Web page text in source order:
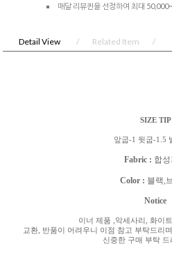
매달 리뷰퀸을 선정하여 최대
Detail View Related Item
SIZE TIP
앞굽-1 뒷굽-1.5
Fabric : 합성
Color : 블랙,
Notice
이너 제품 악세사리 화이트
교환 반품이 어려우니 이점 참고 부탁드리
신중한 구매 부탁